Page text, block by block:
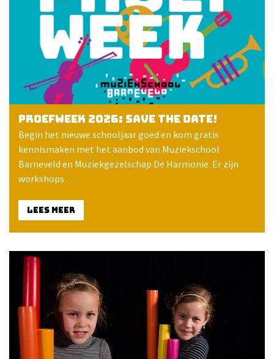
Proefweek 2026: save the date!
Begin het nieuwe schooljaar goed en kom gratis
kennismaken met het aanbod van Muziekschool
Barneveld en Muziekgezelschap De Harmonie. Er zijn
workshops …
LEES MEER